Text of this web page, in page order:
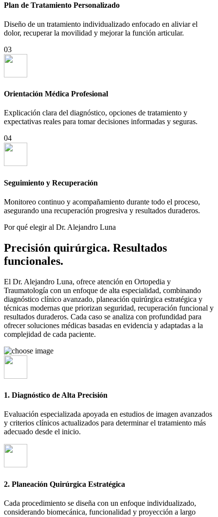
Plan de Tratamiento Personalizado
Diseño de un tratamiento individualizado enfocado en aliviar el
dolor, recuperar la movilidad y mejorar la función articular.
03
Orientación Médica Profesional
Explicación clara del diagnóstico, opciones de tratamiento y
expectativas reales para tomar decisiones informadas y seguras.
04
Seguimiento y Recuperación
Monitoreo continuo y acompañamiento durante todo el proceso,
asegurando una recuperación progresiva y resultados duraderos.
Por qué elegir al Dr. Alejandro Luna
Precisión quirúrgica. Resultados
funcionales.
El Dr. Alejandro Luna, ofrece atención en Ortopedia y
Traumatología con un enfoque de alta especialidad, combinando
diagnóstico clínico avanzado, planeación quirúrgica estratégica y
técnicas modernas que priorizan seguridad, recuperación funcional y
resultados duraderos. Cada caso se analiza con profundidad para
ofrecer soluciones médicas basadas en evidencia y adaptadas a la
complejidad de cada paciente.
1. Diagnóstico de Alta Precisión
Evaluación especializada apoyada en estudios de imagen avanzados
y criterios clínicos actualizados para determinar el tratamiento más
adecuado desde el inicio.
2. Planeación Quirúrgica Estratégica
Cada procedimiento se diseña con un enfoque individualizado,
considerando biomecánica, funcionalidad y proyección a largo